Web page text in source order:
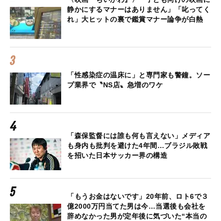
静かにするマナーはありません」「叱ってく
れ」大ヒットの裏で鑑賞マナー論争が白熱
「性感染症の温床に」と専門家も警鐘。ソー
プ業界で〝NS店〟急増のワケ
「森保監督には誰も何も言えない」メディア
も身内も批判を避けた4年間…ブラジル敗戦
を招いた日本サッカー界の構造
「もうお金はないです」20年前、ロト6で３
億2000万円当てた男は今…当選後も会社を
辞めなかった男が定年後に気づいた“本当の